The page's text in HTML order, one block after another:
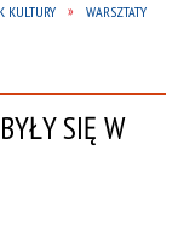
KULTURY
WARSZTATY
SIĘ W